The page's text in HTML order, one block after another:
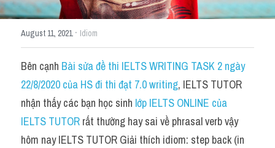
Idioms trái nghĩa
Antonym
Idiom
Grammar
Collocation
August 11, 2021· Idiom
Bên cạnh Bài sửa đề thi IELTS WRITING TASK 2 ngày
22/8/2020 của HS đi thi đạt 7.0 writing, IELTS TUTOR
nhận thấy các bạn học sinh lớp IELTS ONLINE của
IELTS TUTOR rất thường hay sai về phrasal verb vậy
hôm nay IELTS TUTOR Giải thích idiom: step back (in